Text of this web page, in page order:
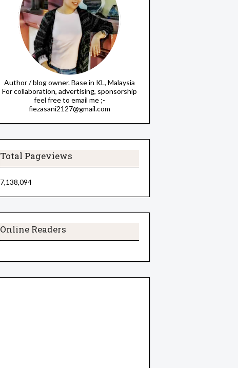
Author / blog owner. Base in KL, Malaysia
For collaboration, advertising, sponsorship
feel free to email me ;-
fiezasani2127@gmail.com
Total Pageviews
7,138,094
Online Readers